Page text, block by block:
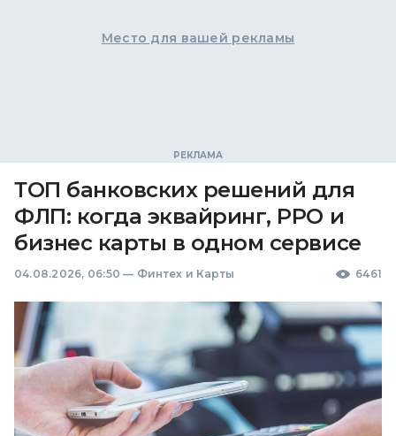
Место для вашей рекламы
ТОП банковских решений для
ФЛП: когда эквайринг, РРО и
бизнес карты в одном сервисе
04.08.2026, 06:50 — Финтех и Карты 6461